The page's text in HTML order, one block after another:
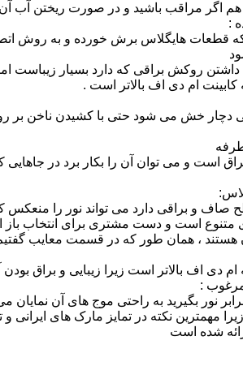
هم اگر مراقب باشید و در صورت ریختن آب آن
:
قطعات هایگلاس برش خورده و به روش
روکش براقی که دارد بسیار زیباست
ام دی اف بالاتر است .
دچار خش می شود حتی با کشیدن ناخن بر
است و می توان آن را بکار برد در جاهایی
صاف و براقی دارد می تواند نور را
متنوع است و دست مشتری برای انتخاب
هستند ، همان طور که در قسمت معایب
دی اف بالاتر است زیرا زیبایی و براق
:
نور بگیرید به راحتی موج های آن
مهمترین نکته در تمایز مارک های
شده است